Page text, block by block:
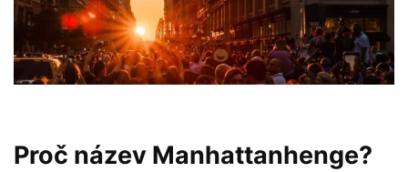
Proč název Manhattanhenge?